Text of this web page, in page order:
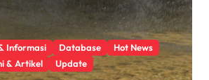
Informasi Database
Hot News
& Artikel Update